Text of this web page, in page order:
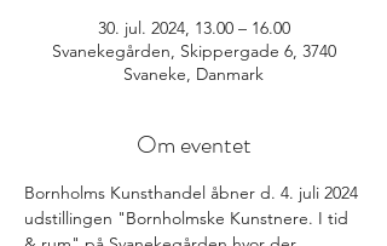
30. jul. 2024, 13.00 – 16.00
Svanekegården, Skippergade 6, 3740
Svaneke, Danmark
Om eventet
Bornholms Kunsthandel åbner d. 4. juli 2024
udstillingen "Bornholmske Kunstnere. I tid